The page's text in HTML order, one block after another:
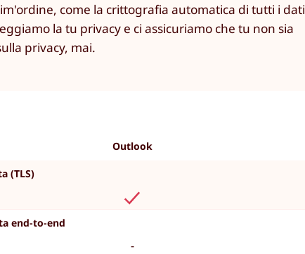
come la crittografia automatica di tutti i dati
la tu privacy e ci assicuriamo che tu non sia
privacy, mai.
Outlook
(TLS)
end-to-end
-